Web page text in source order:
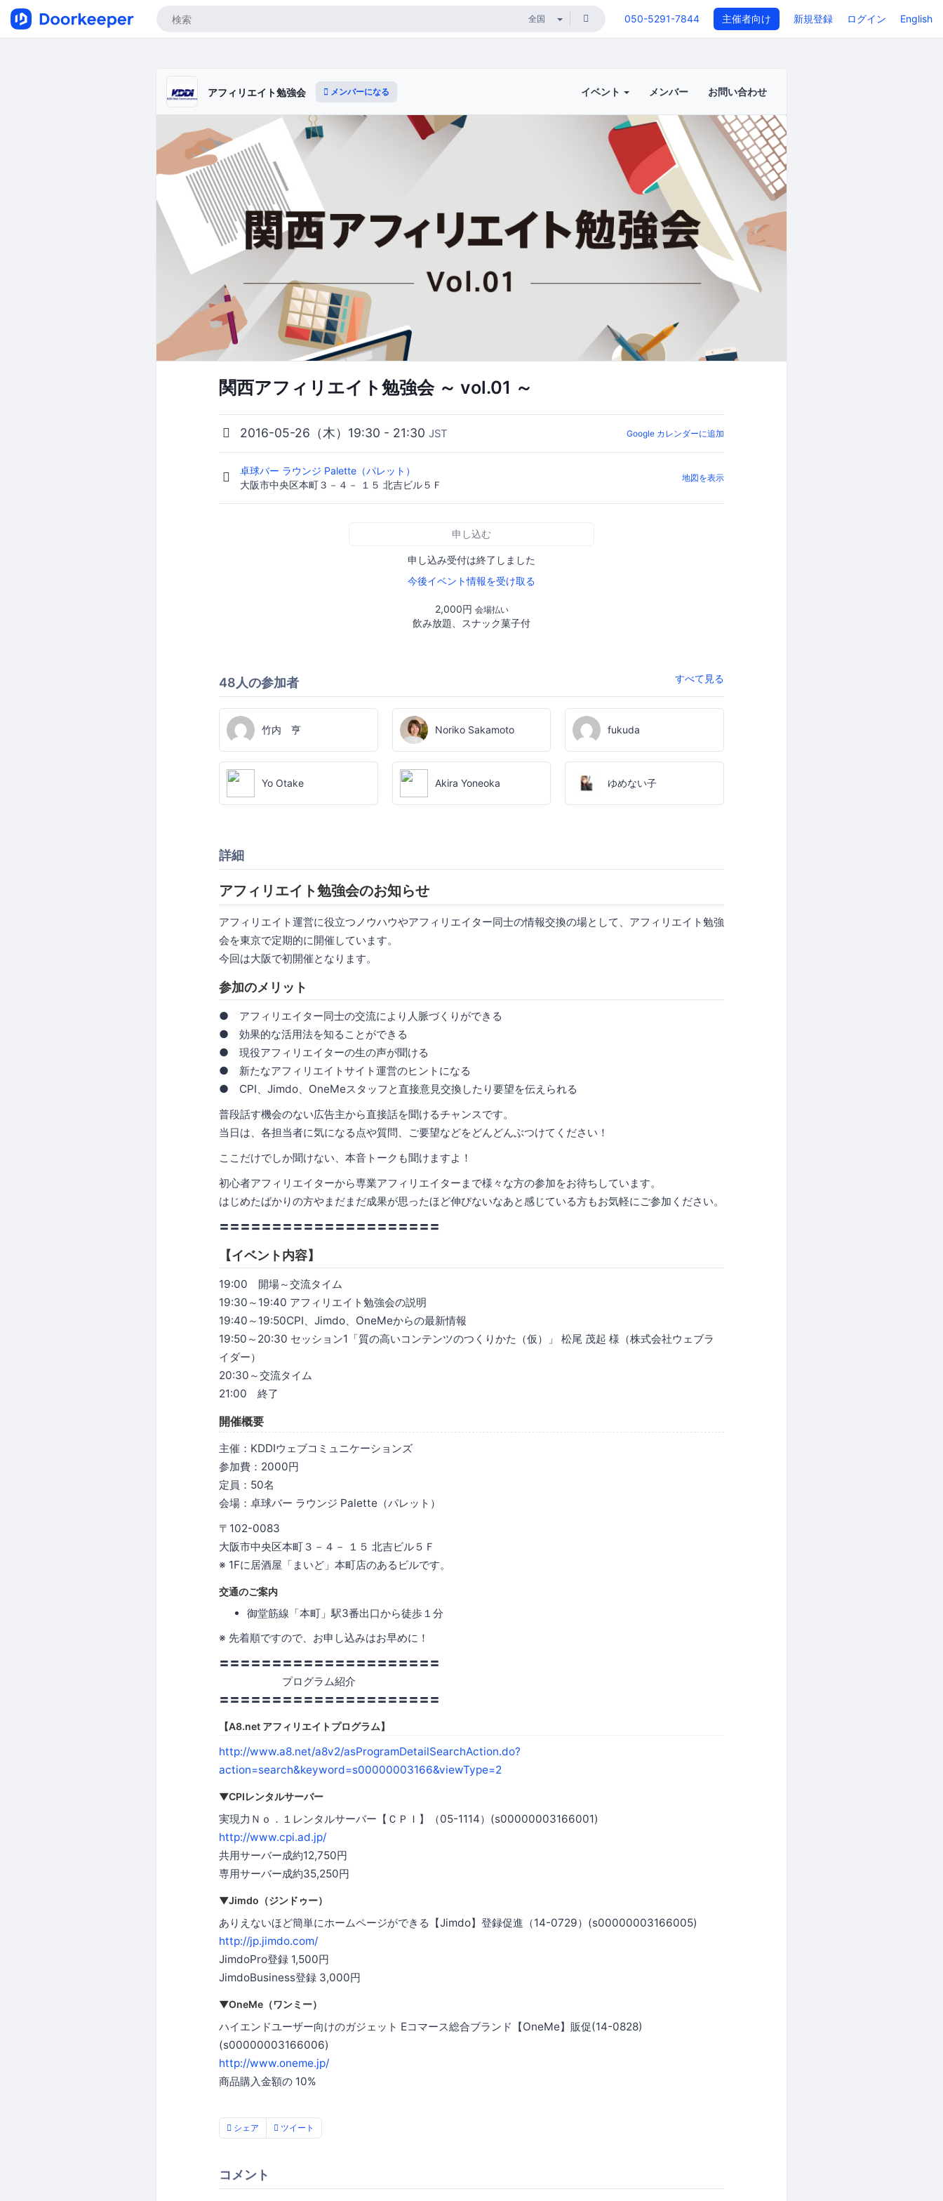
050-5291-7844 主催者向け 新規登録 ログイン English
アフィリエイト勉強会 メンバーになる イベント メンバー お問い合わせ
関西アフィリエイト勉強会 ～ vol.01 ～
2016-05-26（木）19:30 - 21:30 JST Google カレンダーに追加
卓球バー ラウンジ Palette（パレット）
大阪市中央区本町３－４－ １５ 北吉ビル５Ｆ
地図を表示
申し込む
申し込み受付は終了しました
今後イベント情報を受け取る
2,000円 会場払い
飲み放題、スナック菓子付
48人の参加者 すべて見る
竹内 亨 Noriko Sakamoto fukuda
Yo Otake Akira Yoneoka ゆめない子
詳細
アフィリエイト勉強会のお知らせ
アフィリエイト運営に役立つノウハウやアフィリエイター同士の情報交換の場として、アフィリエイト勉強
会を東京で定期的に開催しています。
今回は大阪で初開催となります。
参加のメリット
● アフィリエイター同士の交流により人脈づくりができる
● 効果的な活用法を知ることができる
● 現役アフィリエイターの生の声が聞ける
● 新たなアフィリエイトサイト運営のヒントになる
● CPI、Jimdo、OneMeスタッフと直接意見交換したり要望を伝えられる
普段話す機会のない広告主から直接話を聞けるチャンスです。
当日は、各担当者に気になる点や質問、ご要望などをどんどんぶつけてください！
ここだけでしか聞けない、本音トークも聞けますよ！
初心者アフィリエイターから専業アフィリエイターまで様々な方の参加をお待ちしています。
はじめたばかりの方やまだまだ成果が思ったほど伸びないなあと感じている方もお気軽にご参加ください。
〓〓〓〓〓〓〓〓〓〓〓〓〓〓〓〓〓〓〓〓〓
【イベント内容】
19:00 開場～交流タイム
19:30～19:40 アフィリエイト勉強会の説明
19:40～19:50CPI、Jimdo、OneMeからの最新情報
19:50～20:30 セッション1「質の高いコンテンツのつくりかた（仮）」 松尾 茂起 様（株式会社ウェブラ
イダー）
20:30～交流タイム
21:00 終了
開催概要
主催：KDDIウェブコミュニケーションズ
参加費：2000円
定員：50名
会場：卓球バー ラウンジ Palette（パレット）
〒102-0083
大阪市中央区本町３－４－ １５ 北吉ビル５Ｆ
※ 1Fに居酒屋「まいど」本町店のあるビルです。
交通のご案内
御堂筋線「本町」駅3番出口から徒歩１分
※ 先着順ですので、お申し込みはお早めに！
〓〓〓〓〓〓〓〓〓〓〓〓〓〓〓〓〓〓〓〓〓
プログラム紹介
〓〓〓〓〓〓〓〓〓〓〓〓〓〓〓〓〓〓〓〓〓
【A8.net アフィリエイトプログラム】
http://www.a8.net/a8v2/asProgramDetailSearchAction.do?
action=search&keyword=s00000003166&viewType=2
▼CPIレンタルサーバー
実現力Ｎｏ．１レンタルサーバー【ＣＰＩ】（05-1114）(s00000003166001)
http://www.cpi.ad.jp/
共用サーバー成約12,750円
専用サーバー成約35,250円
▼Jimdo（ジンドゥー）
ありえないほど簡単にホームページができる【Jimdo】登録促進（14-0729）(s00000003166005)
http://jp.jimdo.com/
JimdoPro登録 1,500円
JimdoBusiness登録 3,000円
▼OneMe（ワンミー）
ハイエンドユーザー向けのガジェット Eコマース総合ブランド【OneMe】販促(14-0828)
(s00000003166006)
http://www.oneme.jp/
商品購入金額の 10%
シェア ツイート
コメント